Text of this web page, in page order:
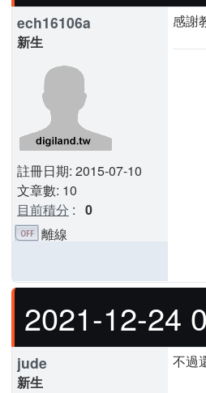
ech16106a
新生
註冊日期: 2015-07-10
文章數: 10
目前積分 : 0
感謝
離線
2021-12-24
jude
新生
不過